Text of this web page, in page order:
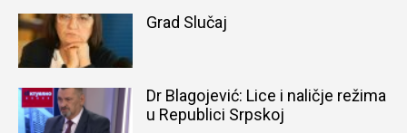
Grad Slučaj
Dr Blagojević: Lice i naličje režima
u Republici Srpskoj